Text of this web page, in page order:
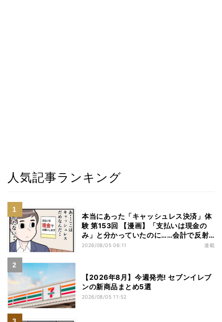
人気記事ランキング
本当にあった「キャッシュレス決済」体
験 第153回 【漫画】「支払いは現金の
み」と分かっていたのに……会計で反射
的に出してしまったものは
2026/08/05 06:11 連載
【2026年8月】今週発売! セブンイレブ
ンの新商品まとめ5選
2026/08/05 11:52